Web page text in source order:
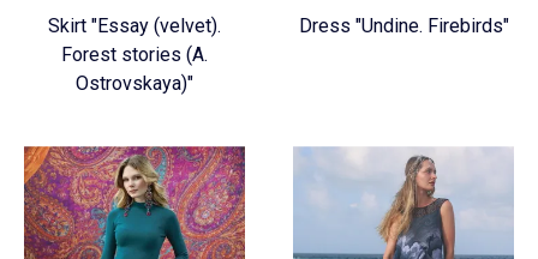
Skirt "Essay (velvet).
Forest stories (A.
Ostrovskaya)"
Dress "Undine. Firebirds"